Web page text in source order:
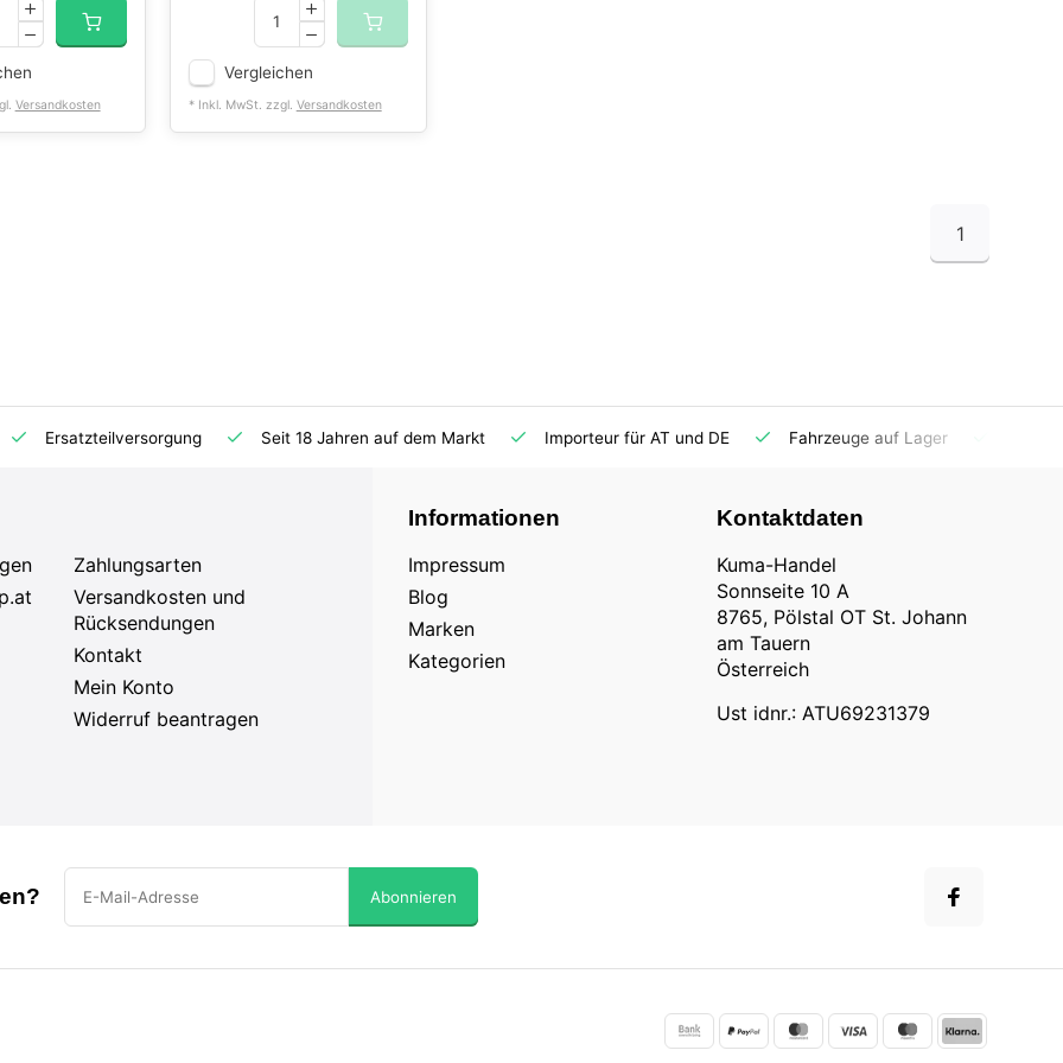
Versandkosten
Vergleichen
* Inkl. MwSt. zzgl. Versandkosten
1
Ersatzteilversorgung Seit 18 Jahren auf dem Markt Importeur für AT und DE Fahrzeuge auf Lager
Zahlungsarten
Versandkosten und
Rücksendungen
Kontakt
Mein Konto
Widerruf beantragen
Informationen
Impressum
Blog
Marken
Kategorien
Kontaktdaten
Kuma-Handel
Sonnseite 10 A
8765, Pölstal OT St. Johann
am Tauern
Österreich
Ust idnr.: ATU69231379
Abonnieren